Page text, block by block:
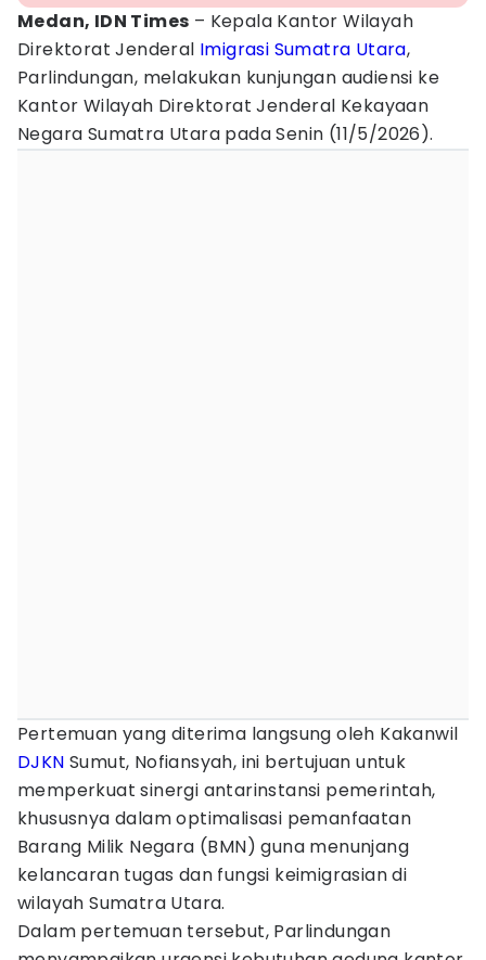
Medan, IDN Times – Kepala Kantor Wilayah
Direktorat Jenderal Imigrasi Sumatra Utara,
Parlindungan, melakukan kunjungan audiensi ke
Kantor Wilayah Direktorat Jenderal Kekayaan
Negara Sumatra Utara pada Senin (11/5/2026).
Pertemuan yang diterima langsung oleh Kakanwil
DJKN Sumut, Nofiansyah, ini bertujuan untuk
memperkuat sinergi antarinstansi pemerintah,
khususnya dalam optimalisasi pemanfaatan
Barang Milik Negara (BMN) guna menunjang
kelancaran tugas dan fungsi keimigrasian di
wilayah Sumatra Utara.
Dalam pertemuan tersebut, Parlindungan